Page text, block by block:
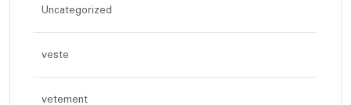
Uncategorized
veste
vetement